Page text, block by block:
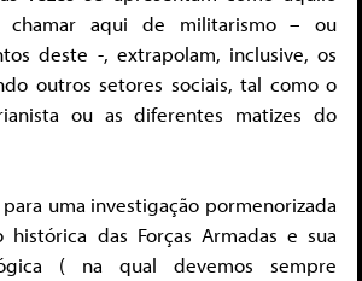
chamar aqui de militarismo – ou
deste -, extrapolam, inclusive, os
outros setores sociais, tal como o
ou as diferentes matizes do
uma investigação pormenorizada
histórica das Forças Armadas e sua
( na qual devemos sempre